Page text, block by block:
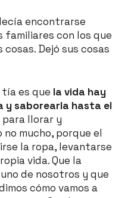
encontrarse
familiares con los que
Dejó sus cosas
tía es que la vida hay
y saborearla hasta el
para llorar y
mucho, porque el
la ropa, levantarse
vida. Que la
de nosotros y que
cómo vamos a